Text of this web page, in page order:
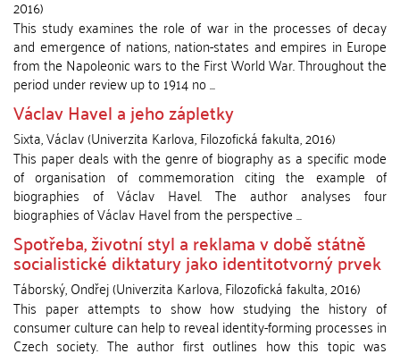
2016)
This study examines the role of war in the processes of decay
and emergence of nations, nation-states and empires in Europe
from the Napoleonic wars to the First World War. Throughout the
period under review up to 1914 no ...
Václav Havel a jeho zápletky
Sixta, Václav(Univerzita Karlova, Filozofická fakulta,2016)
This paper deals with the genre of biography as a specific mode
of organisation of commemoration citing the example of
biographies of Václav Havel. The author analyses four
biographies of Václav Havel from the perspective ...
Spotřeba, životní styl a reklama v době státně
socialistické diktatury jako identitotvorný prvek
Táborský, Ondřej(Univerzita Karlova, Filozofická fakulta,2016)
This paper attempts to show how studying the history of
consumer culture can help to reveal identity-forming processes in
Czech society. The author first outlines how this topic was